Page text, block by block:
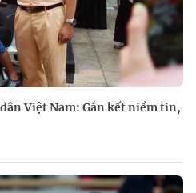
Việt Nam: Gắn kết niềm tin,